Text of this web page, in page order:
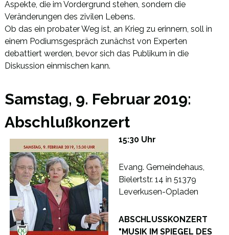
Aspekte, die im Vordergrund stehen, sondern die
Veränderungen des zivilen Lebens.
Ob das ein probater Weg ist, an Krieg zu erinnern, soll in
einem Podiumsgespräch zunächst von Experten
debattiert werden, bevor sich das Publikum in die
Diskussion einmischen kann.
Samstag, 9. Februar 2019:
Abschlußkonzert
15:30 Uhr
Evang. Gemeindehaus,
Bielertstr. 14 in 51379
Leverkusen-Opladen
ABSCHLUSSKONZERT
"MUSIK IM SPIEGEL DES